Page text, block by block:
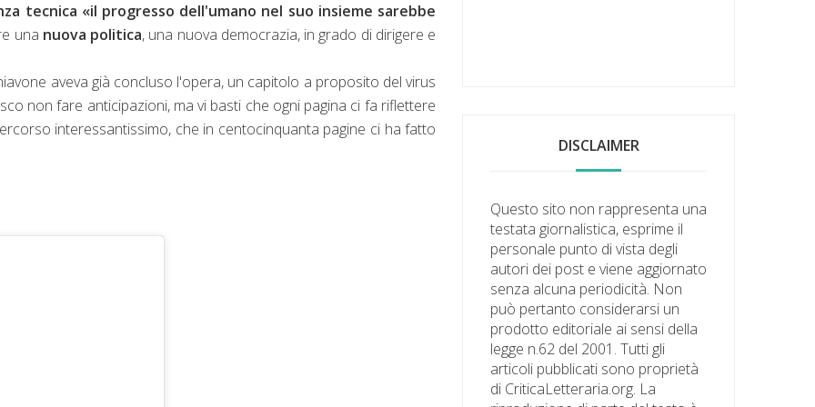
tecnica «il progresso dell'umano nel suo insieme sarebbe
una nuova politica, una nuova democrazia, in grado di dirigere e
aveva già concluso l'opera, un capitolo a proposito del virus
non fare anticipazioni, ma vi basti che ogni pagina ci fa riflettere
interessantissimo, che in centocinquanta pagine ci ha fatto
DISCLAIMER
Questo sito non rappresenta una
testata giornalistica, esprime il
personale punto di vista degli
autori dei post e viene aggiornato
senza alcuna periodicità. Non
può pertanto considerarsi un
prodotto editoriale ai sensi della
legge n.62 del 2001. Tutti gli
articoli pubblicati sono proprietà
di CriticaLetteraria.org. La